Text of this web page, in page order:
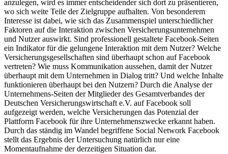
anzulegen, wird es immer entscheidender sich dort zu präsentieren,
wo sich weite Teile der Zielgruppe aufhalten. Von besonderem
Interesse ist dabei, wie sich das Zusammenspiel unterschiedlicher
Faktoren auf die Interaktion zwischen Versicherungsunternehmen
und Nutzer auswirkt. Sind professionell gestaltete Facebook-Seiten
ein Indikator für die gelungene Interaktion mit dem Nutzer? Welche
Versicherungsgesellschaften sind überhaupt schon auf Facebook
vertreten? Wie muss Kommunikation aussehen, damit der Nutzer
überhaupt mit dem Unternehmen in Dialog tritt? Und welche Inhalte
funktionieren überhaupt bei den Nutzern? Durch die Analyse der
Unternehmens-Seiten der Mitglieder des Gesamtverbandes der
Deutschen Versicherungswirtschaft e.V. auf Facebook soll
aufgezeigt werden, welche Versicherungen das Potenzial der
Plattform Facebook für ihre Unternehmenszwecke erkannt haben.
Durch das ständig im Wandel begriffene Social Network Facebook
stellt das Ergebnis der Untersuchung natürlich nur eine
Momentaufnahme der derzeitigen Situation dar.